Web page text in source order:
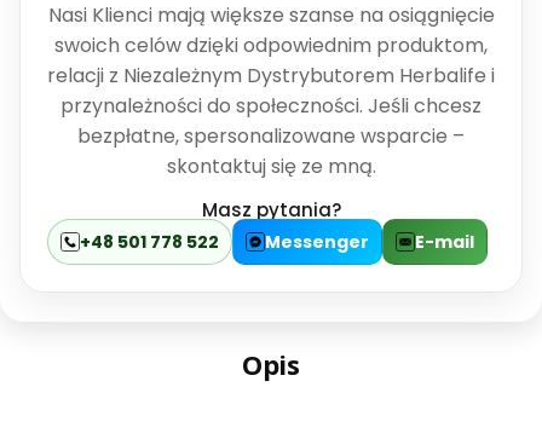
Nasi Klienci mają większe szanse na osiągnięcie
swoich celów dzięki odpowiednim produktom,
relacji z Niezależnym Dystrybutorem Herbalife i
przynależności do społeczności. Jeśli chcesz
bezpłatne, spersonalizowane wsparcie –
skontaktuj się ze mną.
Masz pytania?
+48 501 778 522 Messenger E-mail
Opis